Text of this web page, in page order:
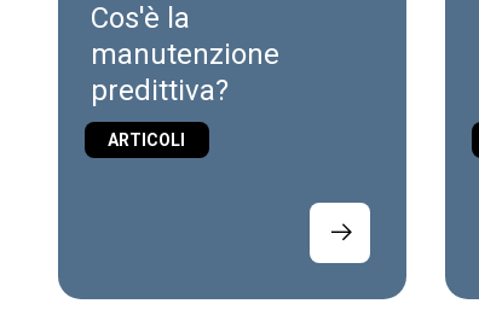
Cos'è la
manutenzione
predittiva?
ARTICOLI